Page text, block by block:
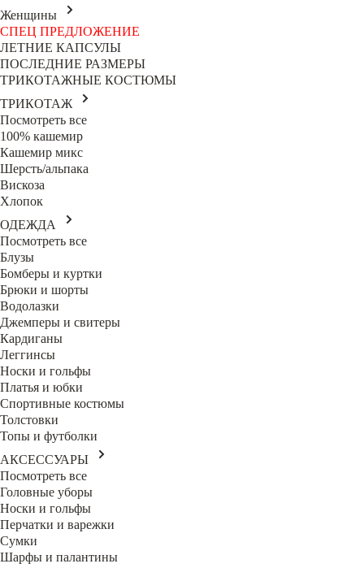
Женщины
СПЕЦ ПРЕДЛОЖЕНИЕ
ЛЕТНИЕ КАПСУЛЫ
ПОСЛЕДНИЕ РАЗМЕРЫ
ТРИКОТАЖНЫЕ КОСТЮМЫ
ТРИКОТАЖ
Посмотреть все
100% кашемир
Кашемир микс
Шерсть/альпака
Вискоза
Хлопок
ОДЕЖДА
Посмотреть все
Блузы
Бомберы и куртки
Брюки и шорты
Водолазки
Джемперы и свитеры
Кардиганы
Леггинсы
Носки и гольфы
Платья и юбки
Спортивные костюмы
Толстовки
Топы и футболки
АКСЕССУАРЫ
Посмотреть все
Головные уборы
Носки и гольфы
Перчатки и варежки
Сумки
Шарфы и палантины